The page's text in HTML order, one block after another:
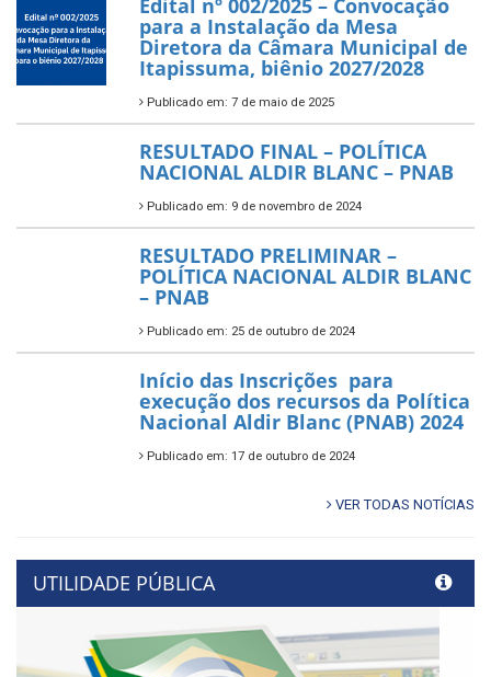
Edital nº 002/2025 – Convocação
para a Instalação da Mesa
Diretora da Câmara Municipal de
Itapissuma, biênio 2027/2028
Publicado em: 7 de maio de 2025
RESULTADO FINAL – POLÍTICA
NACIONAL ALDIR BLANC – PNAB
Publicado em: 9 de novembro de 2024
RESULTADO PRELIMINAR –
POLÍTICA NACIONAL ALDIR BLANC
– PNAB
Publicado em: 25 de outubro de 2024
Início das Inscrições para
execução dos recursos da Política
Nacional Aldir Blanc (PNAB) 2024
Publicado em: 17 de outubro de 2024
VER TODAS NOTÍCIAS
UTILIDADE PÚBLICA